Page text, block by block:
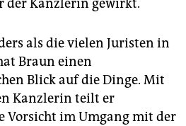
der Kanzlerin gewirkt.
als die vielen Juristen in
Braun einen
Blick auf die Dinge. Mit
Kanzlerin teilt er
Vorsicht im Umgang mit der